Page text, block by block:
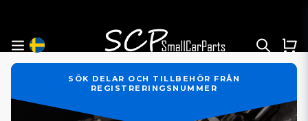
SÖK DELAR OCH TILLBEHÖR FRÅN
REGISTRERINGSNUMMER